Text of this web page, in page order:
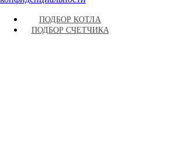
ПОДБОР КОТЛА
ПОДБОР СЧЕТЧИКА